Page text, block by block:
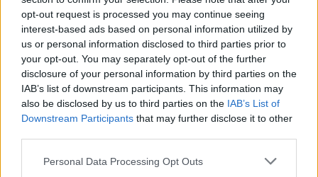
opt-out request is processed you may continue seeing
interest-based ads based on personal information utilized by
us or personal information disclosed to third parties prior to
your opt-out. You may separately opt-out of the further
disclosure of your personal information by third parties on the
IAB’s list of downstream participants. This information may
also be disclosed by us to third parties on the IAB’s List of
Downstream Participants that may further disclose it to other
Please note that this website/app uses one or more Google
Personal Data Processing Opt Outs